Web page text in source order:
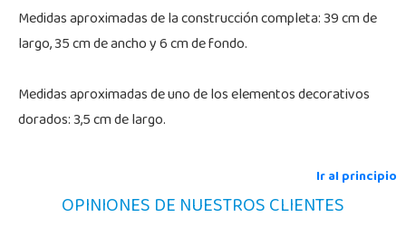
Medidas aproximadas de la construcción completa: 39 cm de
largo, 35 cm de ancho y 6 cm de fondo.
Medidas aproximadas de uno de los elementos decorativos
dorados: 3,5 cm de largo.
Ir al principio
OPINIONES DE NUESTROS CLIENTES